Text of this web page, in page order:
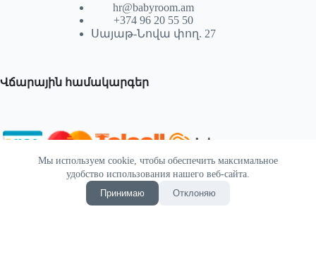
Мы используем cookie, чтобы обеспечить максимальное
удобство использования нашего веб-сайта.
Принимаю
Отклоняю
hr@babyroom.am
+374 96 20 55 50
Սայաթ-Նովա փող. 27
Վճարային համակարգեր
© 2026 | Powered by SEKTIF